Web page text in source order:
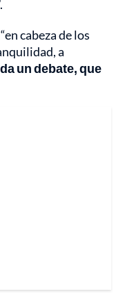
cabeza de los
a
un debate, que